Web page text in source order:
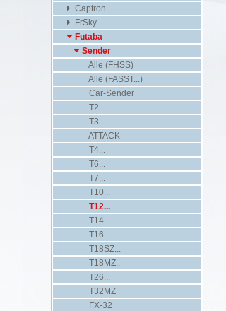
Captron
FrSky
Futaba
Sender
Alle (FHSS)
Alle (FASST...)
Car-Sender
T2...
T3...
ATTACK
T4...
T6...
T7...
T10...
T12...
T14...
T16...
T18SZ...
T18MZ..
T26...
T32MZ
FX-32